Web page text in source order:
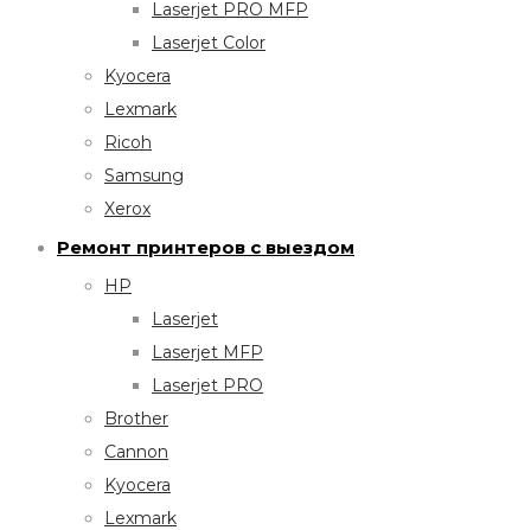
Laserjet PRO MFP
Laserjet Color
Kyocera
Lexmark
Ricoh
Samsung
Xerox
Ремонт принтеров с выездом
HP
Laserjet
Laserjet MFP
Laserjet PRO
Brother
Cannon
Kyocera
Lexmark